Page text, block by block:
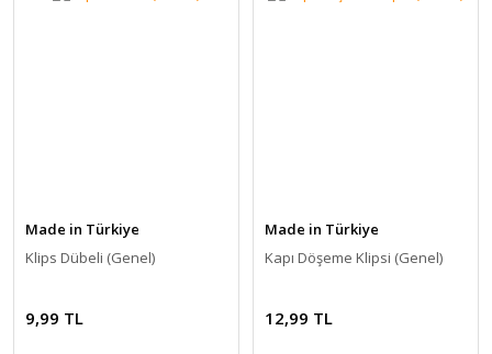
Made in Türkiye
Klips Dübeli (Genel)
9,99 TL
Made in Türkiye
Kapı Döşeme Klipsi (Genel)
12,99 TL